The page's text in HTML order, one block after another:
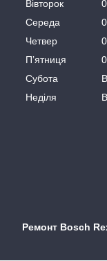
Вівторок
Середа
Четвер
Пʼятниця
Субота
Неділя
Ремонт Bosch